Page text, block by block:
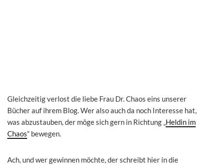
Gleichzeitig verlost die liebe Frau Dr. Chaos eins unserer
Bücher auf ihrem Blog. Wer also auch da noch Interesse hat,
was abzustauben, der möge sich gern in Richtung „Heldin im
Chaos“ bewegen.
Ach, und wer gewinnen möchte, der schreibt hier in die